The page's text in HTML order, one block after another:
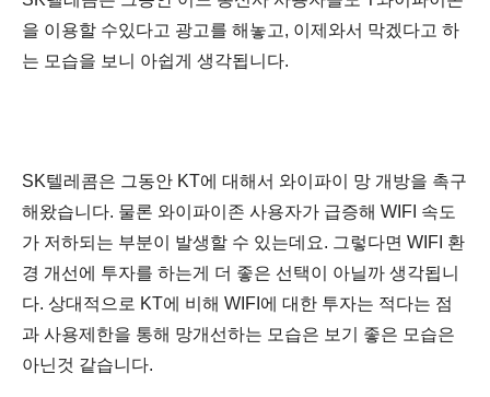
을 이용할 수있다고 광고를 해놓고, 이제와서 막겠다고 하
는 모습을 보니 아쉽게 생각됩니다.
SK텔레콤은 그동안 KT에 대해서 와이파이 망 개방을 촉구
해왔습니다. 물론 와이파이존 사용자가 급증해 WIFI 속도
가 저하되는 부분이 발생할 수 있는데요. 그렇다면 WIFI 환
경 개선에 투자를 하는게 더 좋은 선택이 아닐까 생각됩니
다. 상대적으로 KT에 비해 WIFI에 대한 투자는 적다는 점
과 사용제한을 통해 망개선하는 모습은 보기 좋은 모습은
아닌것 같습니다.